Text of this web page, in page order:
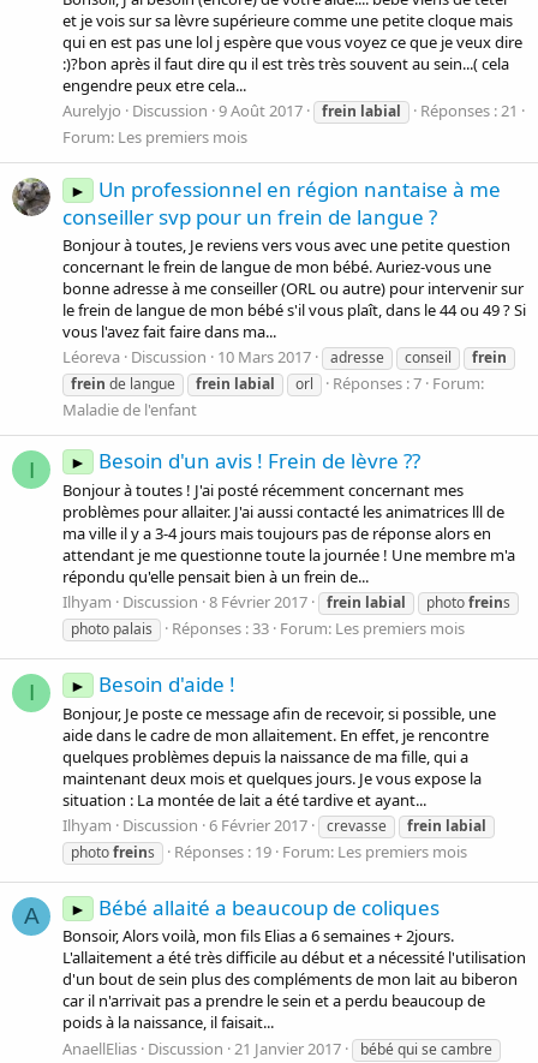
et je vois sur sa lèvre supérieure comme une petite cloque mais
qui en est pas une lol j espère que vous voyez ce que je veux dire
:)?bon après il faut dire qu il est très très souvent au sein...( cela
engendre peux etre cela...
Aurelyjo
Discussion 9 Août 2017 frein labial
Réponses : 21
Forum: Les premiers mois
►
Un professionnel en région nantaise à me
conseiller svp pour un frein de langue ?
Bonjour à toutes, Je reviens vers vous avec une petite question
concernant le frein de langue de mon bébé. Auriez-vous une
bonne adresse à me conseiller (ORL ou autre) pour intervenir sur
le frein de langue de mon bébé s'il vous plaît, dans le 44 ou 49 ? Si
vous l'avez fait faire dans ma...
Léoreva Discussion 10 Mars 2017 adresse conseil
frein
frein de langue frein labial orl Réponses : 7 Forum:
Maladie de l'enfant
I ► Besoin d'un avis ! Frein de lèvre ??
Bonjour à toutes ! J'ai posté récemment concernant mes
problèmes pour allaiter. J'ai aussi contacté les animatrices lll de
ma ville il y a 3-4 jours mais toujours pas de réponse alors en
attendant je me questionne toute la journée ! Une membre m'a
répondu qu'elle pensait bien à un frein de...
Ilhyam
Discussion 8 Février 2017 frein labial photofreins
photo palais
Réponses : 33 Forum: Les premiers mois
I ► Besoin d'aide !
Bonjour, Je poste ce message afin de recevoir, si possible, une
aide dans le cadre de mon allaitement. En effet, je rencontre
quelques problèmes depuis la naissance de ma fille, qui a
maintenant deux mois et quelques jours. Je vous expose la
situation : La montée de lait a été tardive et ayant...
Ilhyam
Discussion 6 Février 2017 crevasse frein labial
photofreins Réponses : 19 Forum: Les premiers mois
A ► Bébé allaité a beaucoup de coliques
Bonsoir, Alors voilà, mon fils Elias a 6 semaines + 2jours.
L'allaitement a été très difficile au début et a nécessité l'utilisation
d'un bout de sein plus des compléments de mon lait au biberon
car il n'arrivait pas a prendre le sein et a perdu beaucoup de
poids à la naissance, il faisait...
AnaellElias Discussion 21 Janvier 2017
bébé qui se cambre